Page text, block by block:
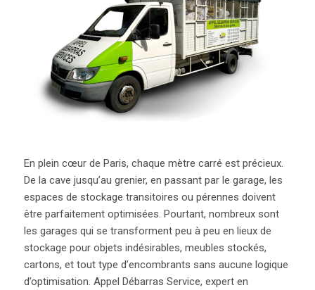
En plein cœur de Paris, chaque mètre carré est précieux.
De la cave jusqu’au grenier, en passant par le garage, les
espaces de stockage transitoires ou pérennes doivent
être parfaitement optimisées. Pourtant, nombreux sont
les garages qui se transforment peu à peu en lieux de
stockage pour objets indésirables, meubles stockés,
cartons, et tout type d’encombrants sans aucune logique
d’optimisation. Appel Débarras Service, expert en